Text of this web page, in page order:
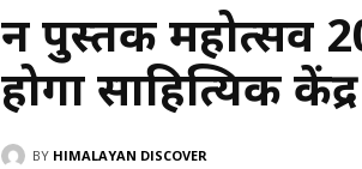
दून पुस्तक महोत्सव
होगा साहित्यिक केंद्र
BY HIMALAYAN DISCOVER